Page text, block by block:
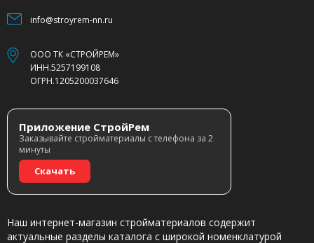
info@stroyrem-nn.ru
ООО ТК «СТРОЙРЕМ»
ИНН.5257199108
ОГРН.1205200037646
Приложение СтройРем
Заказывайте стройматериалы с телефона за 2
минуты
Скачать
Наш интернет-магазин стройматериалов содержит
актуальные разделы каталога с широкой номенклатурой